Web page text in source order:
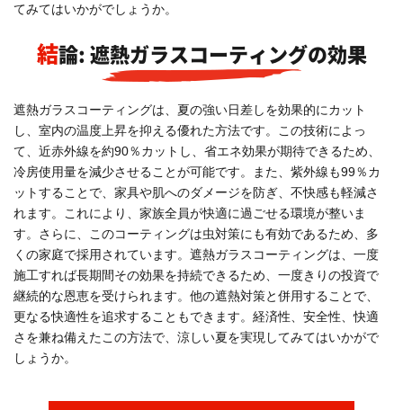
てみてはいかがでしょうか。
結論: 遮熱ガラスコーティングの効果
遮熱ガラスコーティングは、夏の強い日差しを効果的にカット
し、室内の温度上昇を抑える優れた方法です。この技術によっ
て、近赤外線を約90％カットし、省エネ効果が期待できるため、
冷房使用量を減少させることが可能です。また、紫外線も99％カ
ットすることで、家具や肌へのダメージを防ぎ、不快感も軽減さ
れます。これにより、家族全員が快適に過ごせる環境が整いま
す。さらに、このコーティングは虫対策にも有効であるため、多
くの家庭で採用されています。遮熱ガラスコーティングは、一度
施工すれば長期間その効果を持続できるため、一度きりの投資で
継続的な恩恵を受けられます。他の遮熱対策と併用することで、
更なる快適性を追求することもできます。経済性、安全性、快適
さを兼ね備えたこの方法で、涼しい夏を実現してみてはいかがで
しょうか。